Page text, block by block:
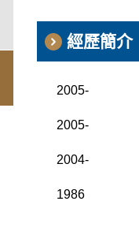
區經歷簡介
2005-
2005-
2004-
1986